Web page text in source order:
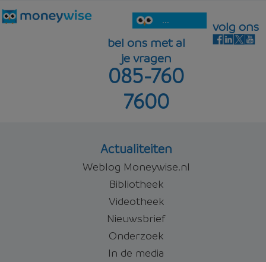
...
bel ons met al
je vragen
085-760
7600
volg ons
Actualiteiten
Weblog Moneywise.nl
Bibliotheek
Videotheek
Nieuwsbrief
Onderzoek
In de media